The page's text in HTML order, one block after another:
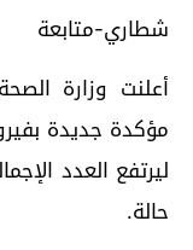
شطاري-متابعة
حالة.